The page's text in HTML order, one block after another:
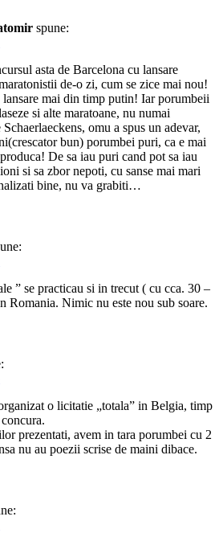
spune:
asta de Barcelona cu lansare
de-o zi, cum se zice mai nou!
mai din timp putin! Iar porumbeii
si alte maratoane, nu numai
omu a spus un adevar,
bun) porumbei puri, ca e mai
De sa iau puri cand pot sa iau
si sa zbor nepoti, cu sanse mai mari
bine, nu va grabiti…
” se practicau si in trecut ( cu cca. 30 –
Romania. Nimic nu este nou sub soare.
o licitatie „totala” in Belgia, timp
prezentati, avem in tara porumbei cu 2
nu au poezii scrise de maini dibace.